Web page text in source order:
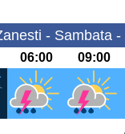
- Sambata
06:00 09:00